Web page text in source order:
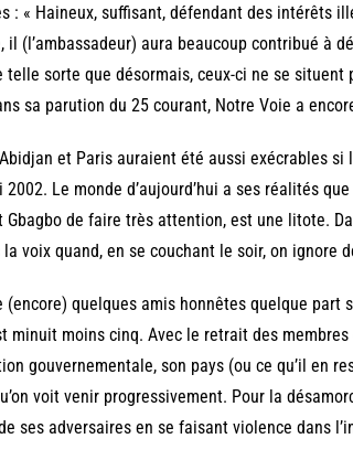
: « Haineux, suffisant, défendant des intérêts
il (l’ambassadeur) aura beaucoup contribué à
sorte que désormais, ceux-ci ne se situent
sa parution du 25 courant, Notre Voie a
et Paris auraient été aussi exécrables
Le monde d’aujourd’hui a ses réalités
Gbagbo de faire très attention, est une litote.
la voix quand, en se couchant le soir, on ignore
quelques amis honnêtes quelque part
minuit moins cinq. Avec le retrait des
gouvernementale, son pays (ou ce qu’il en
voit venir progressivement. Pour la
ses adversaires en se faisant violence dans